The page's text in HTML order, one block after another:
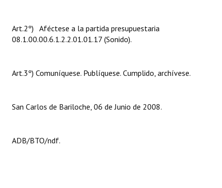
Reconocimientos - Registro
Bariloche, Municipio intercultural
Art.2º) Aféctese a la partida presupuestaria
08.1.00.00.6.1.2.2.01.01.17 (Sonido).
Art.3º) Comuníquese. Publíquese. Cumplido, archívese.
San Carlos de Bariloche, 06 de Junio de 2008.
ADB/BTO/ndf.